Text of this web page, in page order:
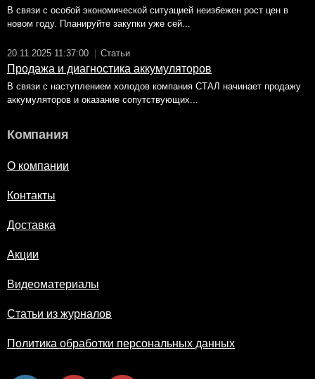
В связи с особой экономической ситуацией неизбежен рост цен в
новом году. Планируйте закупки уже сей...
20.11.2025 11:37:00 Статьи
Продажа и диагностика аккумуляторов
В связи с наступлением холодов компания СТАЛ начинает продажу
аккумуляторов и оказание сопутствующих...
Компания
О компании
Контакты
Доставка
Акции
Видеоматериалы
Статьи из журналов
Политика обработки персональных данных